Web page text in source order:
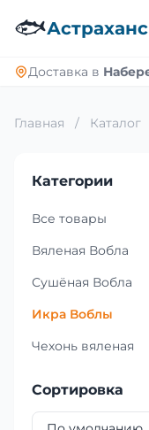
🐟
Доставка в
Главная / Каталог
Категории
Все товары
Вяленая Вобла
Сушёная Вобла
Икра Воблы
Чехонь вяленая
Сортировка